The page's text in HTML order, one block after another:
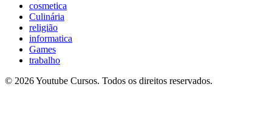
cosmetica
Culinária
religião
informatica
Games
trabalho
© 2026 Youtube Cursos. Todos os direitos reservados.